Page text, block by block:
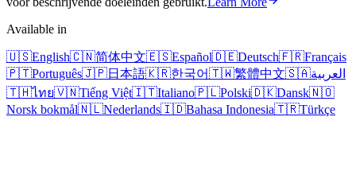
Available in
🇺🇸English🇨🇳简体中文🇪🇸Español🇩🇪Deutsch🇫🇷Français
🇵🇹Português🇯🇵日本語🇰🇷한국어🇹🇼繁體中文🇸🇦العربية
🇹🇭ไทย🇻🇳Tiếng Việt🇮🇹Italiano🇵🇱Polski🇩🇰Dansk🇳🇴
Norsk bokmål🇳🇱Nederlands🇮🇩Bahasa Indonesia🇹🇷Türkçe